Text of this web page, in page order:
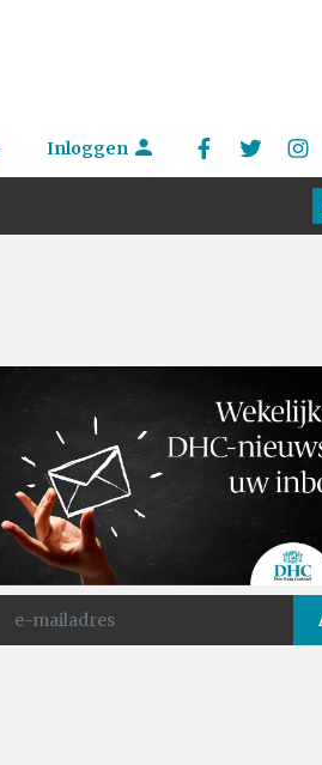
Inloggen